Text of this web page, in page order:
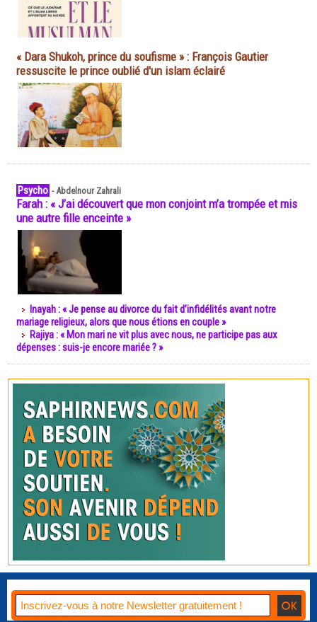
« Dara Shukoh, prince du soufisme » : François Gautier
ressuscite le prince oublié d'un islam éclairé
Psycho -Abdelnour Zahrali
Farah : « J’ai découvert que mon conjoint m’a trompée et mis
une autre fille enceinte »
Inayah : « Je pense au divorce du fait d’infidélités avant notre
mariage religieux, alors que nous étions en couple »
Rajiya : « Mon mari ne vit plus avec nous, ne participe pas aux
dépenses : suis-je encore mariée ? »